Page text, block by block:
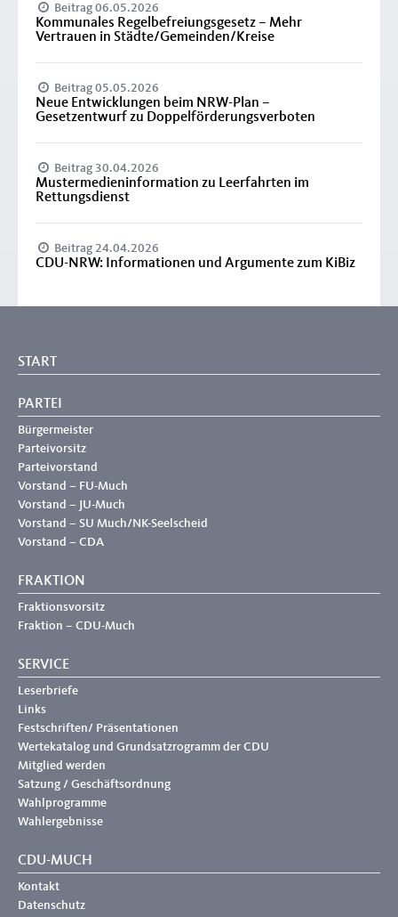
Beitrag 06.05.2026
Kommunales Regelbefreiungsgesetz – Mehr
Vertrauen in Städte/Gemeinden/Kreise
Beitrag 05.05.2026
Neue Entwicklungen beim NRW-Plan –
Gesetzentwurf zu Doppelförderungsverboten
Beitrag 30.04.2026
Mustermedieninformation zu Leerfahrten im
Rettungsdienst
Beitrag 24.04.2026
CDU-NRW: Informationen und Argumente zum KiBiz
START
PARTEI
Bürgermeister
Parteivorsitz
Parteivorstand
Vorstand – FU-Much
Vorstand – JU-Much
Vorstand – SU Much/NK-Seelscheid
Vorstand – CDA
FRAKTION
Fraktionsvorsitz
Fraktion – CDU-Much
SERVICE
Leserbriefe
Links
Festschriften/ Präsentationen
Wertekatalog und Grundsatzrogramm der CDU
Mitglied werden
Satzung / Geschäftsordnung
Wahlprogramme
Wahlergebnisse
CDU-MUCH
Kontakt
Datenschutz